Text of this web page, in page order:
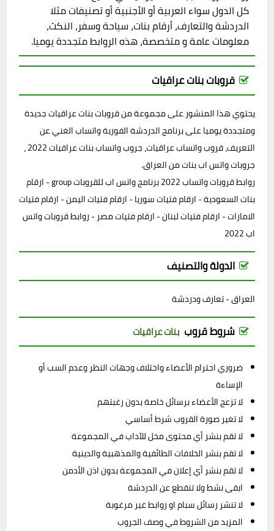
كل الدول سواء العربية أو الأجنبية أو تصنيفات مثلا
الدردشة والتعارف، أرقام بنات، سياحة وسفر، النكث،
معلومات عامة و متخصصة، هذه الروابط متجددة يوميا.
قروبات بنات عراقيات
يحتوي هذا المنشور على مجموعة من قروبات بنات عراقيات جديدة
ومتجددة يوميا على برنامج الدردشة الفورية واتساب الغني عن
التعريف، قروب واتساب عراقيات، جروب واتساب بنات عراقيات 2022 ،
جروبات واتس اب بنات من العراق.
روابط قروبات واتساب 2022 برنامج واتس اب للقروبات group - ارقام
بنات السعودية - ارقام فتيات سوريا - ارقام فتيات اليمن - ارقام فتيات
الامارات - ارقام فتيات لبنان - ارقام فتيات مصر - روابط قروبات واتس
اب 2022
الدولة والتصنيف
العراق - تعارف ودردشة
شروط قروب بنات عراقيات
ضروري احترام الأعضاء واختلاف وجهات النظر وعدم السب أو
الإساءة
لا تزعج الأعضاء برسائل خاصة بدون رغبتهم
لا تغير صورة القروب شرط أساسي
لا تقم بنشر أي محتوى مخل للآداب في المجموعة
لا تقم بنشر الخلافات الطائفية والمذهبية والدينية
لا تقم بنشر أي إعلان في المجموعة بدون اذن الأدمن
ابقى نشط ولا تنقطع عن الدردشة
لا تنشر رسائل سبام او روابط غير مرغوبة
المزيد من الشروط في وصف الجروب